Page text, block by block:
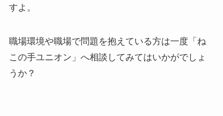
すよ。
職場環境や職場で問題を抱えている方は一度「ね
この手ユニオン」へ相談してみてはいかがでしょ
うか？